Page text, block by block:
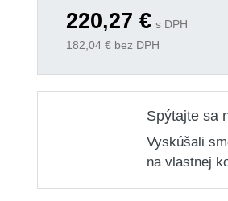
220,27 € s DPH
182,04€ bez DPH
Spýtajte sa
Vyskúšali
na vlastnej